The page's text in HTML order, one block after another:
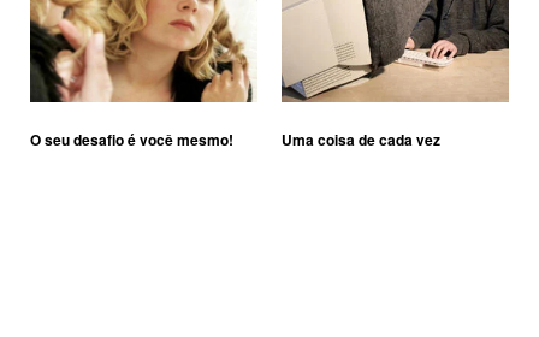
O seu desafio é você mesmo! Uma coisa de cada vez